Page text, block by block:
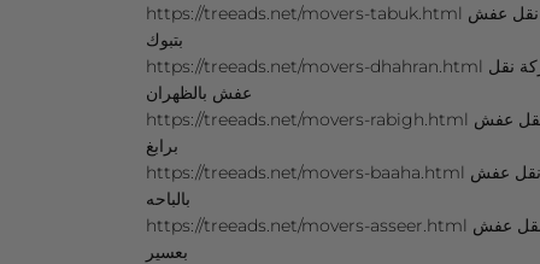
https://treeads.net/movers-tabuk.html شركة نقل عفش
بتبوك
https://treeads.net/movers-dhahran.html شركة نقل
عفش بالظهران
https://treeads.net/movers-rabigh.html شركة نقل عفش
برابغ
https://treeads.net/movers-baaha.html شركة نقل عفش
بالباحه
https://treeads.net/movers-asseer.html شركة نقل عفش
بعسير